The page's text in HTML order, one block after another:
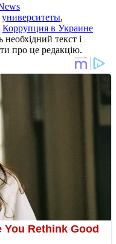
университеты,
Коррупция в Украине
текст і
про це редакцію.